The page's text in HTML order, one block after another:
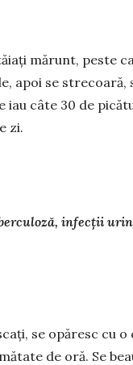
brad
mărunt, peste
apoi se strecoară,
iau câte 30 de
zi.
infecții
se opăresc cu o
de oră. Se